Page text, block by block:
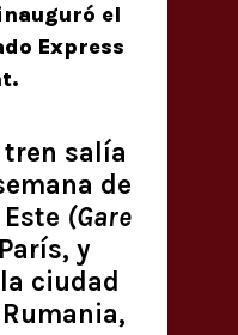
el
Express
tren salía
de
(Gare
y
ciudad